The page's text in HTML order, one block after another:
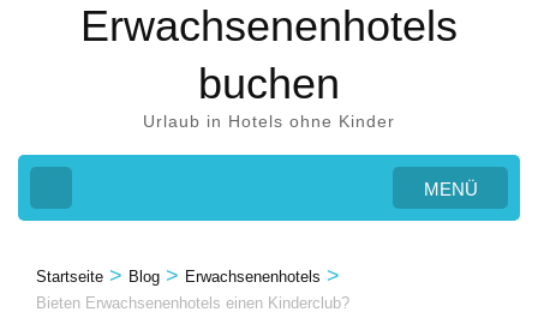
Erwachsenenhotels
buchen
Urlaub in Hotels ohne Kinder
MENÜ
Startseite > Blog > Erwachsenenhotels >
Bieten Erwachsenenhotels einen Kinderclub?